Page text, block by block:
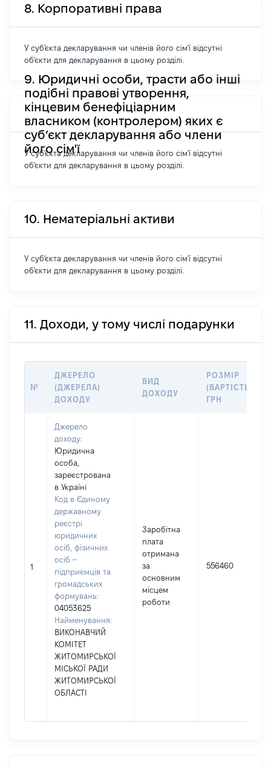
8. Корпоративні права
У суб'єкта декларування чи членів його сім'ї відсутні
об'єкти для декларування в цьому розділі.
9. Юридичні особи, трасти або інші
подібні правові утворення,
кінцевим бенефіціарним
власником (контролером) яких є
суб’єкт декларування або члени
його сім'ї
У суб'єкта декларування чи членів його сім'ї відсутні
об'єкти для декларування в цьому розділі.
10. Нематеріальні активи
У суб'єкта декларування чи членів його сім'ї відсутні
об'єкти для декларування в цьому розділі.
11. Доходи, у тому числі подарунки
№
ДЖЕРЕЛО
(ДЖЕРЕЛА)
ДОХОДУ
ВИД
ДОХОДУ
РОЗМІР
(ВАРТІСТЬ),
ГРН
1
Джерело
доходу:
Юридична
особа,
зареєстрована
в Україні
Код в Єдиному
державному
реєстрі
юридичних
осіб, фізичних
осіб –
підприємців та
громадських
формувань:
04053625
Найменування:
ВИКОНАВЧИЙ
КОМІТЕТ
ЖИТОМИРСЬКОЇ
МІСЬКОЇ РАДИ
ЖИТОМИРСЬКОЇ
ОБЛАСТІ
Заробітна
плата
отримана
за
основним
місцем
роботи
556460